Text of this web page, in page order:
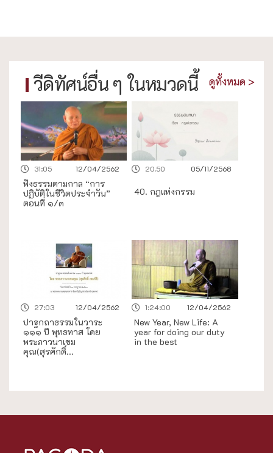
วีดิทัศน์อื่น ๆ ในหมวดนี้
12/04/2562
31:05
ฟังธรรมตามกาล “การ
ปฏิบัติในชีวิตประจำวัน”
ตอนที่ ๑/๓
05/11/2568
20.50
40. กฎแห่งกรรม
12/04/2562
27:03
ปาฐกถาธรรมในวาระ
๑๑๑ ปี พุทธทาส โดย
พระภาวนาเขม
คุณ(สุรศักดิ์...
12/04/2562
1:24:00
New Year, New Life: A
year for doing our duty
in the best
ดูทั้งหมด >